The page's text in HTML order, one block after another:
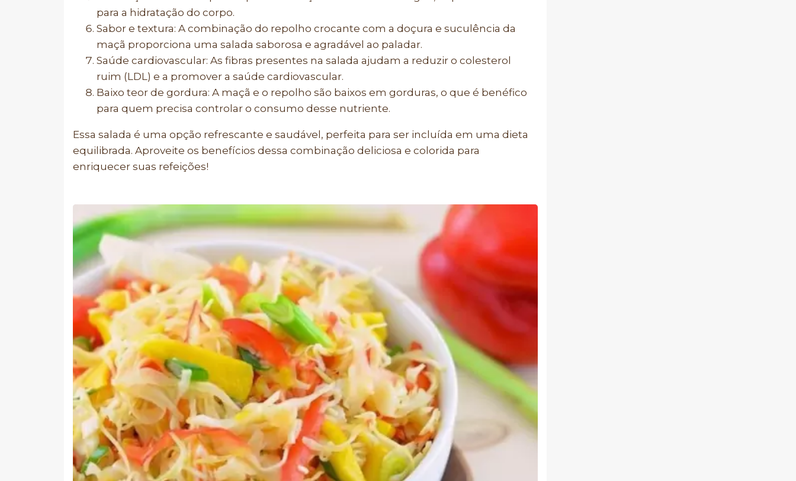
para a hidratação do corpo.
Sabor e textura: A combinação do repolho crocante com a doçura e suculência da
maçã proporciona uma salada saborosa e agradável ao paladar.
Saúde cardiovascular: As fibras presentes na salada ajudam a reduzir o colesterol
ruim (LDL) e a promover a saúde cardiovascular.
Baixo teor de gordura: A maçã e o repolho são baixos em gorduras, o que é benéfico
para quem precisa controlar o consumo desse nutriente.
Essa salada é uma opção refrescante e saudável, perfeita para ser incluída em uma dieta
equilibrada. Aproveite os benefícios dessa combinação deliciosa e colorida para
enriquecer suas refeições!